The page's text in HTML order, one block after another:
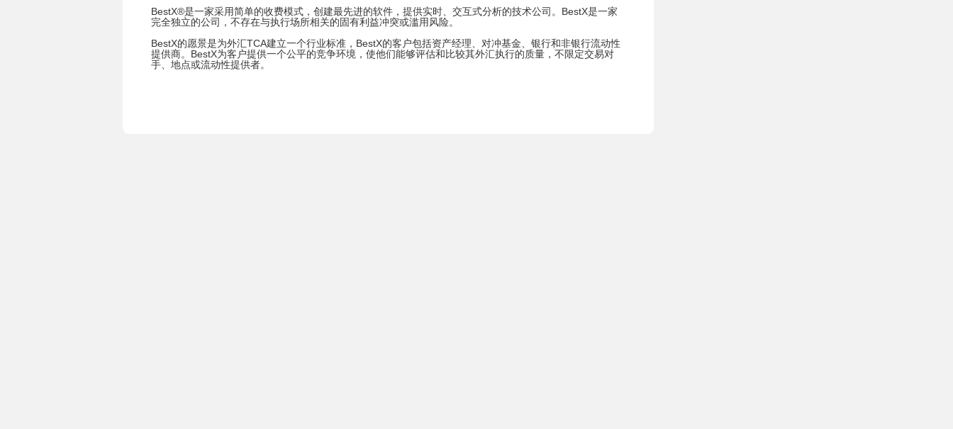
BestX®是一家采用简单的收费模式，创建最先进的软件，提供实时、交互式分析的技术公司。BestX是一家
完全独立的公司，不存在与执行场所相关的固有利益冲突或滥用风险。
BestX的愿景是为外汇TCA建立一个行业标准，BestX的客户包括资产经理、对冲基金、银行和非银行流动性
提供商。BestX为客户提供一个公平的竞争环境，使他们能够评估和比较其外汇执行的质量，不限定交易对
手、地点或流动性提供者。